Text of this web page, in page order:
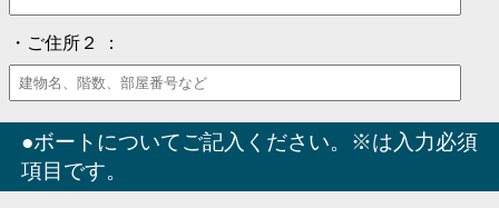
・ご住所２ ：
●ボートについてご記入ください。※は入力必須
項目です。